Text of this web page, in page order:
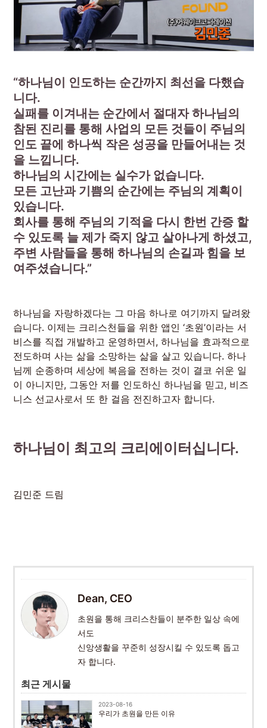
“하나님이 인도하는 순간까지 최선을 다했습
니다.
실패를 이겨내는 순간에서 절대자 하나님의
참된 진리를 통해 사업의 모든 것들이 주님의
인도 끝에 하나씩 작은 성공을 만들어내는 것
을 느낍니다.
하나님의 시간에는 실수가 없습니다.
모든 고난과 기쁨의 순간에는 주님의 계획이
있습니다.
회사를 통해 주님의 기적을 다시 한번 간증 할
수 있도록 늘 제가 죽지 않고 살아나게 하셨고,
주변 사람들을 통해 하나님의 손길과 힘을 보
여주셨습니다.”
하나님을 자랑하겠다는 그 마음 하나로 여기까지 달려왔
습니다. 이제는 크리스천들을 위한 앱인 ‘초원’이라는 서
비스를 직접 개발하고 운영하면서, 하나님을 효과적으로
전도하며 사는 삶을 소망하는 삶을 살고 있습니다. 하나
님께 순종하며 세상에 복음을 전하는 것이 결코 쉬운 일
이 아니지만, 그동안 저를 인도하신 하나님을 믿고, 비즈
니스 선교사로서 또 한 걸음 전진하고자 합니다.
하나님이 최고의 크리에이터십니다.
김민준 드림
Dean, CEO
초원을 통해 크리스찬들이 분주한 일상 속에
서도
신앙생활을 꾸준히 성장시킬 수 있도록 돕고
자 합니다.
최근 게시물
2023-08-16
우리가 초원을 만든 이유